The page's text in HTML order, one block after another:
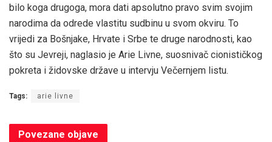
bilo koga drugoga, mora dati apsolutno pravo svim svojim
narodima da odrede vlastitu sudbinu u svom okviru. To
vrijedi za Bošnjake, Hrvate i Srbe te druge narodnosti, kao
što su Jevreji, naglasio je Arie Livne, suosnivač cionističkog
pokreta i židovske države u intervju Večernjem listu.
Tags: arie livne
Povezane objave